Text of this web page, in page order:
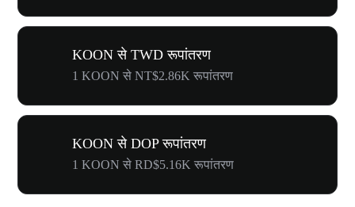
KOON से TWD रूपांतरण
1 KOON से NT$2.86K रूपांतरण
KOON से DOP रूपांतरण
1 KOON से RD$5.16K रूपांतरण